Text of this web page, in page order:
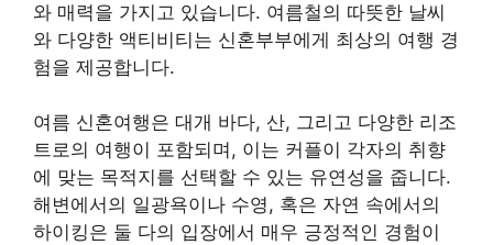
와 매력을 가지고 있습니다. 여름철의 따뜻한 날씨
와 다양한 액티비티는 신혼부부에게 최상의 여행 경
험을 제공합니다.
여름 신혼여행은 대개 바다, 산, 그리고 다양한 리조
트로의 여행이 포함되며, 이는 커플이 각자의 취향
에 맞는 목적지를 선택할 수 있는 유연성을 줍니다.
해변에서의 일광욕이나 수영, 혹은 자연 속에서의
하이킹은 둘 다의 입장에서 매우 긍정적인 경험이